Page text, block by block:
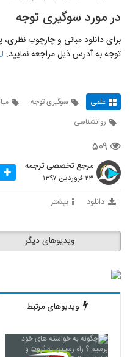
در مورد سوگیری توجه
برای دانلود مبانی و چارچوب
توجه به آدرس ذیل مراجعه نمایید.
علمی سوگیری توجه
روانشناسی
۵۰۹
مرجع تخصصی ترجمه
۲۳ فروردین ۱۳۹۷
دانلود بیشتر
ویدیوهای دیگر
ویدیوهای مرتبط